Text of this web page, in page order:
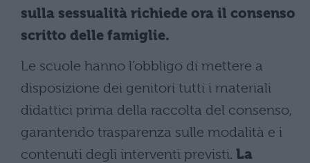
sulla sessualità richiede ora il consenso
scritto delle famiglie.
Le scuole hanno l’obbligo di mettere a
disposizione dei genitori tutti i materiali
didattici prima della raccolta del consenso,
garantendo trasparenza sulle modalità e i
contenuti degli interventi previsti. La